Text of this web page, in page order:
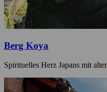
Berg Koya
Spirituelles Herz Japans mit